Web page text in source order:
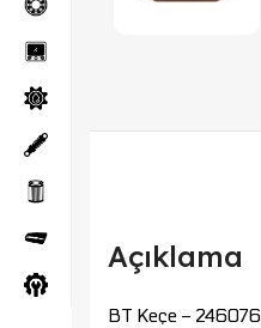
Açıklama
BT Keçe – 246076